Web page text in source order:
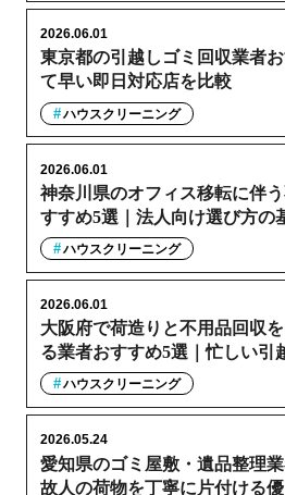
東京都の引越しゴミ回収業者
て早い即日対応店を比較
2026.06.01
ハウスクリーニング
神奈川県のオフィス移転に伴
すすめ5選｜法人向け選び方の
2026.06.01
ハウスクリーニング
大阪府で荷造りと不用品回収
る業者おすすめ5選｜忙しい引
2026.06.01
ハウスクリーニング
愛知県のゴミ屋敷・遺品整理業
故人の荷物を丁寧に片付ける
2026.05.24